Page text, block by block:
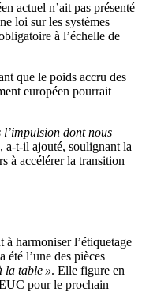
actuel n’ait pas présenté
loi sur les systèmes
à l’échelle de
que le poids accru des
européen pourrait
l’impulsion dont nous
, a-t-il ajouté, soulignant la
à accélérer la transition
à harmoniser l’étiquetage
été l’une des pièces
la table ». Elle figure en
pour le prochain